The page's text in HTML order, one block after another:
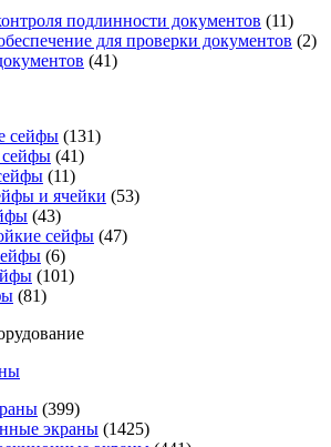
подлинности документов (11)
для проверки документов (2)
(41)
сейфы (131)
сейфы (41)
(11)
и ячейки (53)
(43)
сейфы (47)
(6)
(101)
(81)
(399)
экраны (1425)